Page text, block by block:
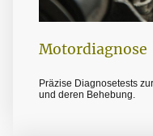
Motordiagnose
Präzise Diagnosetests
und deren Behebung.